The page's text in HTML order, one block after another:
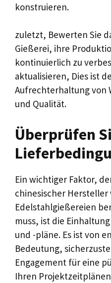
konstruieren.
zuletzt, Bewerten Sie
Gießerei, ihre
kontinuierlich zu
aktualisieren, Dies ist
Aufrechterhaltung von
und Qualität.
Überprüfen
Ein wichtiger Faktor,
chinesischer Hersteller
Edelstahlgießereien
muss, ist die
und -pläne. Es ist von
Bedeutung,
Engagement für eine
Ihren